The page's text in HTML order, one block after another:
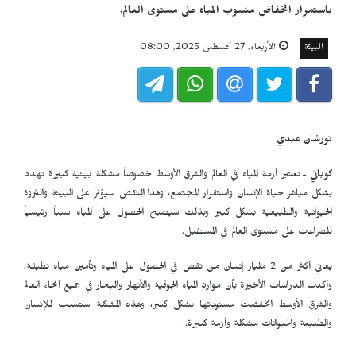
باستمرار انخفاض منسوب المياه على مستوى العالم.
البيئة الأربعاء, 27 أغسطس 2025, 08:00
نورشان عبدي
كوباني ـتعتبر أزمة المياه في العالم والشرق الأوسط خصوصاً مشكلة بيئية كبيرة تهدد
بشكل مباشر حياة الإنسان واستقرار المجتمع، وهذا النقص سيؤثر على البيئة والثروة
الحيوانية والطبيعية بشكل كبير وبذلك سيصبح الحصول على المياه سبباً رئيسياً
للصراعات على مستوى العالم في المستقبل.
يعاني أكثر من 2 مليار إنسان من نقص في الحصول على المياه وتأمين مياه نظيفة،
وأكدت الدراسات الأخيرة بأن موارد المياه الجوفية والأنهار والبحار في جميع أنحاء العالم
والشرق الأوسط انخفضت مستوياتها بشكل كبير، وهذه المشكلة ستسبب للإنسان
والطبيعة والحيوانات مشكلة وأزمة كبيرة.